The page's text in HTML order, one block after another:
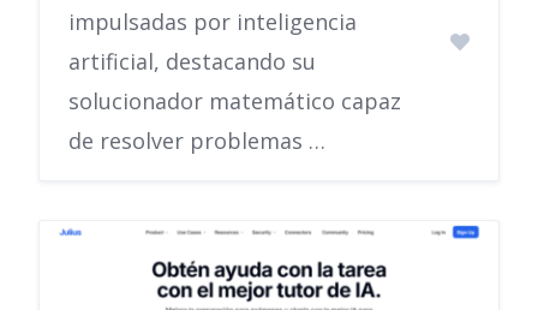
impulsadas por inteligencia
artificial, destacando su
solucionador matemático capaz
de resolver problemas …